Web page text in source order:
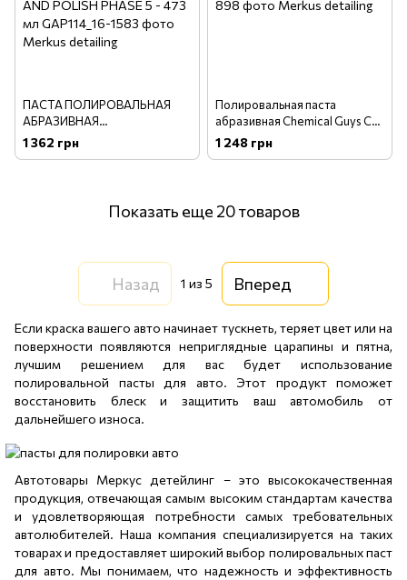
ПАСТА ПОЛИРОВАЛЬНАЯ
АБРАЗИВНАЯ
ОДНОШАГОВАЯ FIBERGLASS
COMPOUND AND POLISH
1 362 грн
Полировальная паста
абразивная Chemical Guys C4
Clear Cut Correction
Compound - 473 мл
1 248 грн
Показать еще 20 товаров
Назад 1 из 5 Вперед
Если краска вашего авто начинает тускнеть, теряет цвет или на
поверхности появляются неприглядные царапины и пятна,
лучшим решением для вас будет использование
полировальной пасты для авто. Этот продукт поможет
восстановить блеск и защитить ваш автомобиль от
дальнейшего износа.
Автотовары Меркус детейлинг – это высококачественная
продукция, отвечающая самым высоким стандартам качества
и удовлетворяющая потребности самых требовательных
автолюбителей. Наша компания специализируется на таких
товарах и предоставляет широкий выбор полировальных паст
для авто. Мы понимаем, что надежность и эффективность